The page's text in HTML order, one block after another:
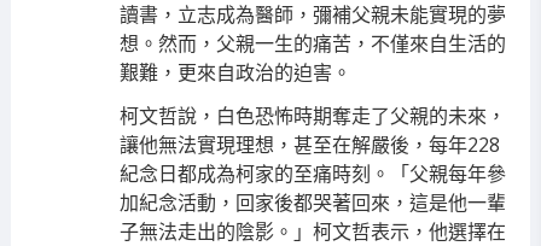
讀書，立志成為醫師，彌補父親未能實現的夢
想。然而，父親一生的痛苦，不僅來自生活的
艱難，更來自政治的迫害。
柯文哲說，白色恐怖時期奪走了父親的未來，
讓他無法實現理想，甚至在解嚴後，每年228
紀念日都成為柯家的至痛時刻。「父親每年參
加紀念活動，回家後都哭著回來，這是他一輩
子無法走出的陰影。」柯文哲表示，他選擇在